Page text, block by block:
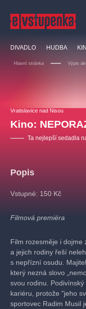
DIVADLO HUDBA
Hlavní stránka Výpis
Vratislavice nad Nisou
Kino:
Ta nejlepší sedadla
Popis
Vstupné: 150 Kč
Filmová premiéra
Film rozesměje i dojme
a jejich rodiny řeší
s nepřízní osudu.
který nezná slovo
svou rodinu. Podivínský
kariéru, protože "jeho
sportovec Radim Musil
Nejnavštěvovanější
doporučujeme dfxs